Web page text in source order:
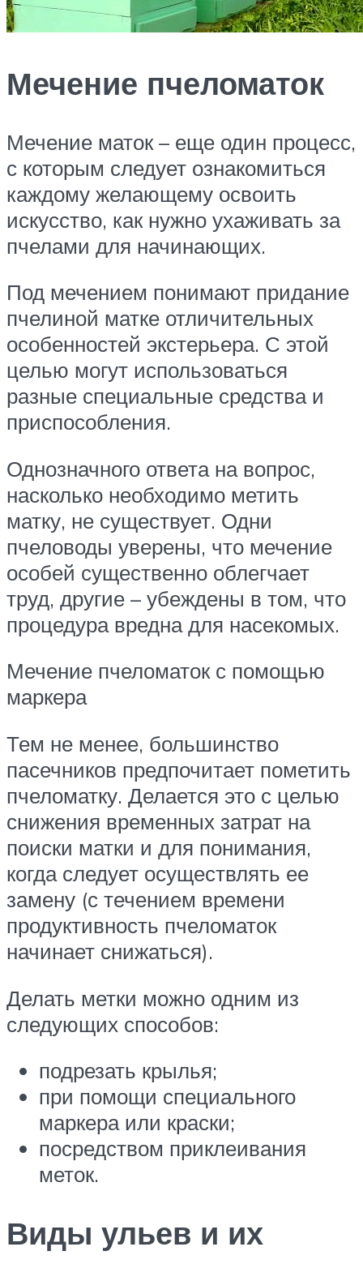
Мечение пчеломаток
Мечение маток – еще один процесс,
с которым следует ознакомиться
каждому желающему освоить
искусство, как нужно ухаживать за
пчелами для начинающих.
Под мечением понимают придание
пчелиной матке отличительных
особенностей экстерьера. С этой
целью могут использоваться
разные специальные средства и
приспособления.
Однозначного ответа на вопрос,
насколько необходимо метить
матку, не существует. Одни
пчеловоды уверены, что мечение
особей существенно облегчает
труд, другие – убеждены в том, что
процедура вредна для насекомых.
Мечение пчеломаток с помощью
маркера
Тем не менее, большинство
пасечников предпочитает пометить
пчеломатку. Делается это с целью
снижения временных затрат на
поиски матки и для понимания,
когда следует осуществлять ее
замену (с течением времени
продуктивность пчеломаток
начинает снижаться).
Делать метки можно одним из
следующих способов:
подрезать крылья;
при помощи специального
маркера или краски;
посредством приклеивания
меток.
Виды ульев и их